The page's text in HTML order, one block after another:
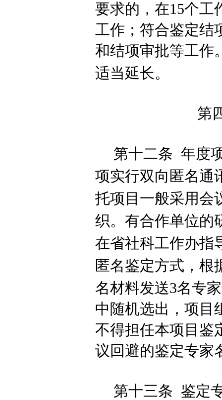
要求的，在15个工
工作；符合鉴定结
和结项审批等工作
适当延长。
第
第十二条 年度
项实行双向匿名通
托项目一般采用会
织。有合作单位的
在省社科工作办指
匿名鉴定方式，根
名材料发送3名专
中随机选出，项目
不得担任本项目鉴
议回避的鉴定专家
第十三条 鉴定